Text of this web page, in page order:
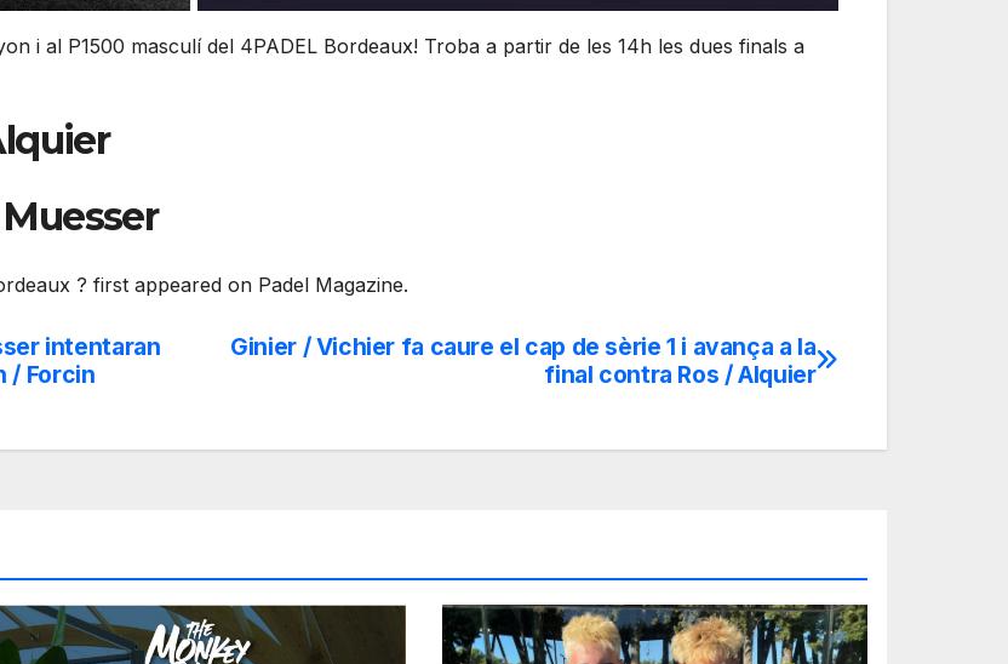
i al P1500 masculí del 4PADEL Bordeaux! Troba a partir de les 14h les dues finals a
? first appeared on Padel Magazine.
Ginier / Vichier fa caure el cap de sèrie 1 i avança a la
final contra Ros / Alquier
intentaran
/ Forcin